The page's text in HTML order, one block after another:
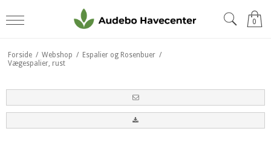
0
Forside / Webshop / Espalier og Rosenbuer /
Vægespalier, rust